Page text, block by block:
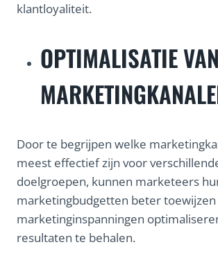
klantloyaliteit.
OPTIMALISATIE VAN
Door te begrijpen welke
meest effectief zijn voor
doelgroepen, kunnen marketeers
marketingbudgetten beter toewijzen
marketinginspanningen
resultaten te behalen.